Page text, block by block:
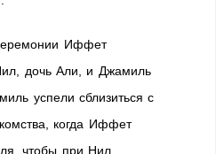
Иффет
дочь Али, и Джамиль
успели сблизиться с
когда Иффет
чтобы при Нил